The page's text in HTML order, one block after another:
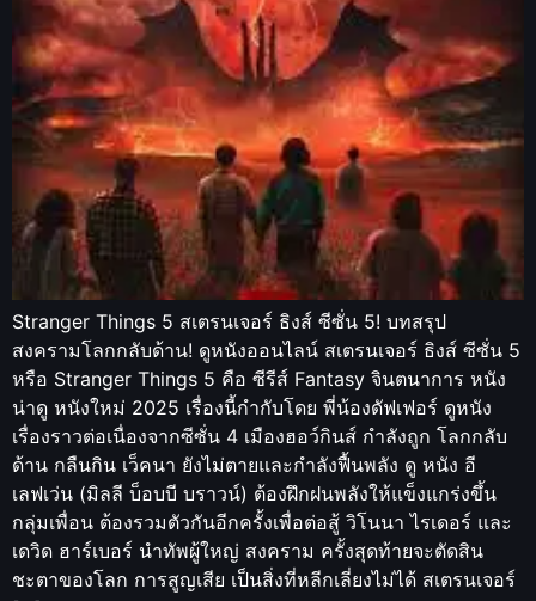
Stranger Things 5 สเตรนเจอร์ ธิงส์ ซีซั่น 5! บทสรุป
สงครามโลกกลับด้าน! ดูหนังออนไลน์ สเตรนเจอร์ ธิงส์ ซีซั่น 5
หรือ Stranger Things 5 คือ ซีรีส์ Fantasy จินตนาการ หนัง
น่าดู หนังใหม่ 2025 เรื่องนี้กำกับโดย พี่น้องดัฟเฟอร์ ดูหนัง
เรื่องราวต่อเนื่องจากซีซั่น 4 เมืองฮอว์กินส์ กำลังถูก โลกกลับ
ด้าน กลืนกิน เว็คนา ยังไม่ตายและกำลังฟื้นพลัง ดู หนัง อี
เลฟเว่น (มิลลี บ็อบบี บราวน์) ต้องฝึกฝนพลังให้แข็งแกร่งขึ้น
กลุ่มเพื่อน ต้องรวมตัวกันอีกครั้งเพื่อต่อสู้ วิโนนา ไรเดอร์ และ
เดวิด ฮาร์เบอร์ นำทัพผู้ใหญ่ สงคราม ครั้งสุดท้ายจะตัดสิน
ชะตาของโลก การสูญเสีย เป็นสิ่งที่หลีกเลี่ยงไม่ได้ สเตรนเจอร์